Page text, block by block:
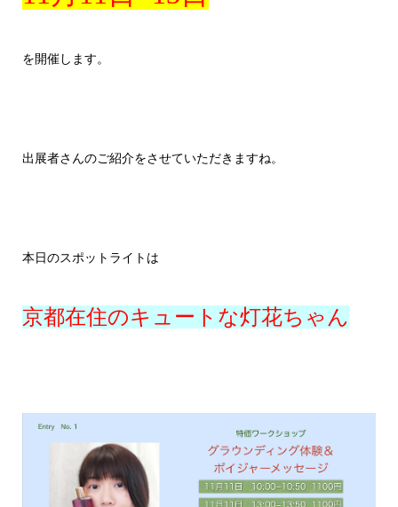
を開催します。
出展者さんのご紹介をさせていただきますね。
本日のスポットライトは
京都在住のキュートな灯花ちゃん